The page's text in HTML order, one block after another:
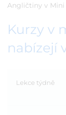
Angličtiny v Mini
Kurzy v
nabízejí
Lekce týdně